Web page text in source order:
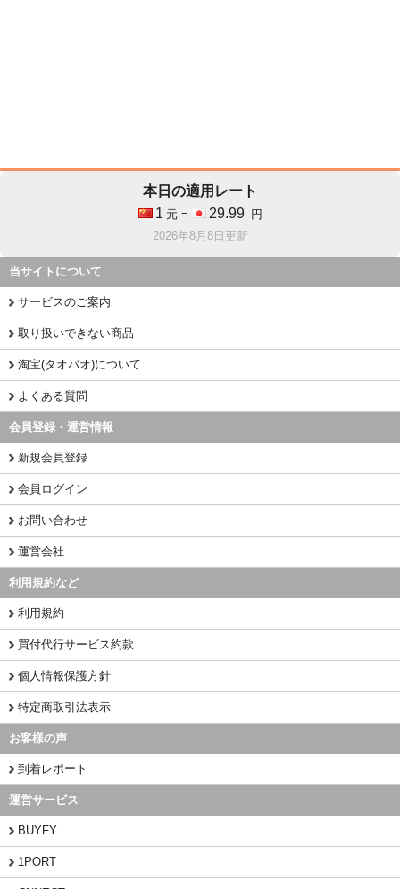
本日の適用レート
1 元 = 29.99
円
2026年8月8日更新
当サイトについて
サービスのご案内
取り扱いできない商品
淘宝(タオバオ)について
よくある質問
会員登録・運営情報
新規会員登録
会員ログイン
お問い合わせ
運営会社
利用規約など
利用規約
買付代行サービス約款
個人情報保護方針
特定商取引法表示
お客様の声
到着レポート
運営サービス
BUYFY
1PORT